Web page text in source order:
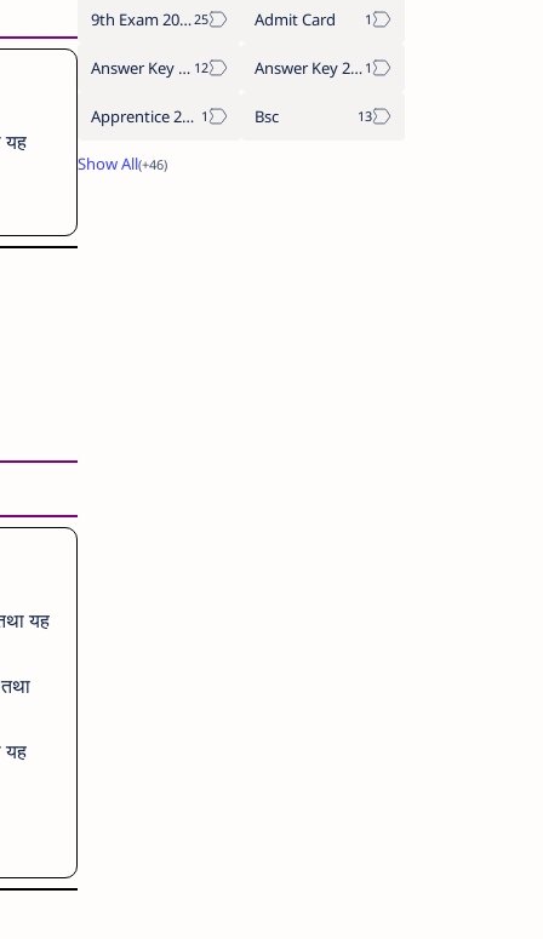
यह
यह
यह
9th Exam 2024 Admit Card
Answer Key 2023 Answer Key 2024
Apprentice 2022 Bsc